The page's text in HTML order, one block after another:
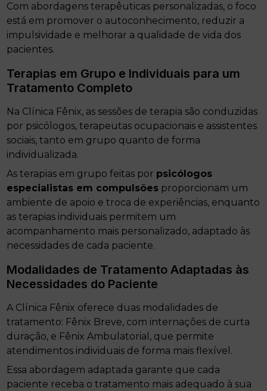
Com abordagens terapêuticas personalizadas, o foco
está em promover o autoconhecimento, reduzir a
impulsividade e melhorar a qualidade de vida dos
pacientes.
Terapias em Grupo e Individuais para um
Tratamento Completo
Na Clínica Fênix, as sessões de terapia são conduzidas
por psicólogos, terapeutas ocupacionais e assistentes
sociais, tanto em grupo quanto de forma
individualizada.
As terapias em grupo feitas por psicólogos
especialistas em compulsões proporcionam um
ambiente de apoio e troca de experiências, enquanto
as terapias individuais permitem um
acompanhamento mais personalizado, adaptado às
necessidades de cada paciente.
Modalidades de Tratamento Adaptadas às
Necessidades do Paciente
A Clínica Fênix oferece duas modalidades de
tratamento: Fênix Breve, com internações de curta
duração, e Fênix Ambulatorial, que permite
atendimentos individuais de forma mais flexível.
Essa abordagem adaptada garante que cada
paciente receba o tratamento mais adequado à sua